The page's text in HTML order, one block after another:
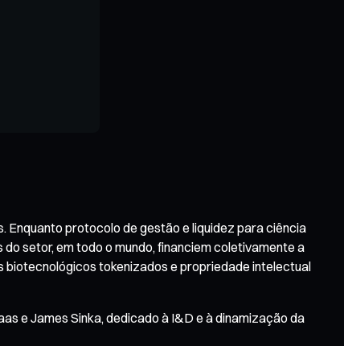
Enquanto protocolo de gestão e liquidez para ciência
setor, em todo o mundo, financiem coletivamente a
biotecnológicos tokenizados e propriedade intelectual
e James Sinka, dedicado à I&D e à dinamização da